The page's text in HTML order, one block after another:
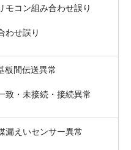
モコン組み合わせ誤り
わせ誤り
板間伝送異常
致・未接続・接続異常
漏えいセンサー異常